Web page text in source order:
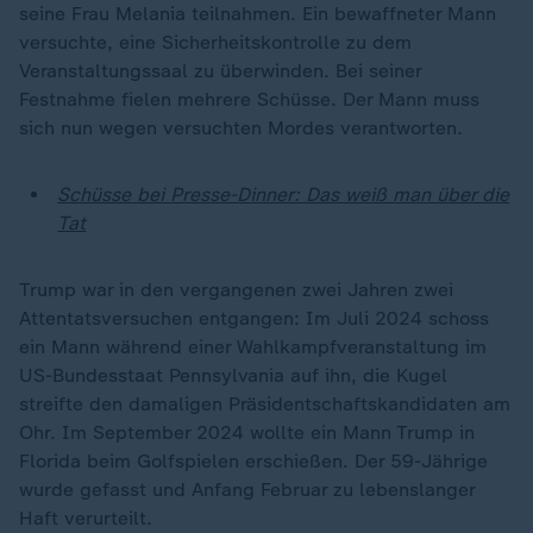
seine Frau Melania teilnahmen. Ein bewaffneter Mann
versuchte, eine Sicherheitskontrolle zu dem
Veranstaltungssaal zu überwinden. Bei seiner
Festnahme fielen mehrere Schüsse. Der Mann muss
sich nun wegen versuchten Mordes verantworten.
Schüsse bei Presse-Dinner: Das weiß man über die
Tat
Trump war in den vergangenen zwei Jahren zwei
Attentatsversuchen entgangen: Im Juli 2024 schoss
ein Mann während einer Wahlkampfveranstaltung im
US-Bundesstaat Pennsylvania auf ihn, die Kugel
streifte den damaligen Präsidentschaftskandidaten am
Ohr. Im September 2024 wollte ein Mann Trump in
Florida beim Golfspielen erschießen. Der 59-Jährige
wurde gefasst und Anfang Februar zu lebenslanger
Haft verurteilt.